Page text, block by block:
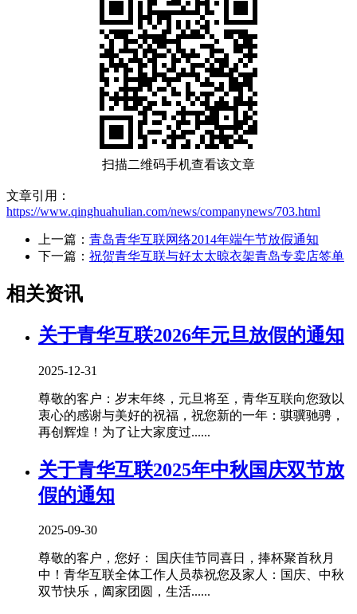
扫描二维码手机查看该文章
文章引用：
https://www.qinghuahulian.com/news/companynews/703.html
上一篇： 青岛青华互联网络2014年端午节放假通知
下一篇： 祝贺青华互联与好太太晾衣架青岛专卖店签单
相关资讯
关于青华互联2026年元旦放假的通知
2025-12-31
尊敬的客户：岁末年终，元旦将至，青华互联向您致以
衷心的感谢与美好的祝福，祝您新的一年：骐骥驰骋，
再创辉煌！为了让大家度过......
关于青华互联2025年中秋国庆双节放
假的通知
2025-09-30
尊敬的客户，您好： 国庆佳节同喜日，捧杯聚首秋月
中！青华互联全体工作人员恭祝您及家人：国庆、中秋
双节快乐，阖家团圆，生活......